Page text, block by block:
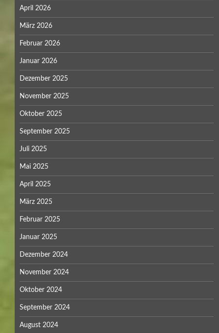
April 2026
März 2026
Februar 2026
Januar 2026
Dezember 2025
November 2025
Oktober 2025
September 2025
Juli 2025
Mai 2025
April 2025
März 2025
Februar 2025
Januar 2025
Dezember 2024
November 2024
Oktober 2024
September 2024
August 2024